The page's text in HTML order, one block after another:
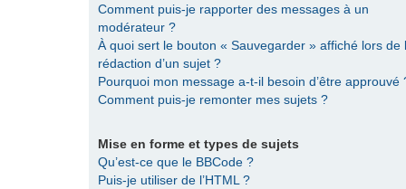
Comment puis-je rapporter des messages à un
modérateur ?
À quoi sert le bouton « Sauvegarder » affiché lors de
rédaction d’un sujet ?
Pourquoi mon message a-t-il besoin d’être approuvé
Comment puis-je remonter mes sujets ?
Mise en forme et types de sujets
Qu’est-ce que le BBCode ?
Puis-je utiliser de l’HTML ?